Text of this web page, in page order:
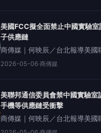
市場的電子裝置提供認證服務。
電子產品供應鏈產
美國FCC擬全面禁止中國實驗
子供應鏈
商傳媒｜何映辰／台北報導美國
（FCC）於上週四（4月30日）
美國的電子產品提供認證服務。
家安全考量，擔憂
2026-05-06·商傳媒
美聯邦通信委員會禁中國實驗室
手機等供應鏈受衝擊
商傳媒｜何映辰／台北報導美國
（FCC）於四月三十日一致投票